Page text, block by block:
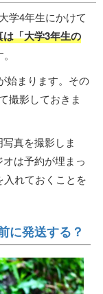
学4年生にかけて
「大学3年生の
始まります。その
撮影しておきま
真を撮影しま
は予約が埋まっ
れておくことを
に発送する？